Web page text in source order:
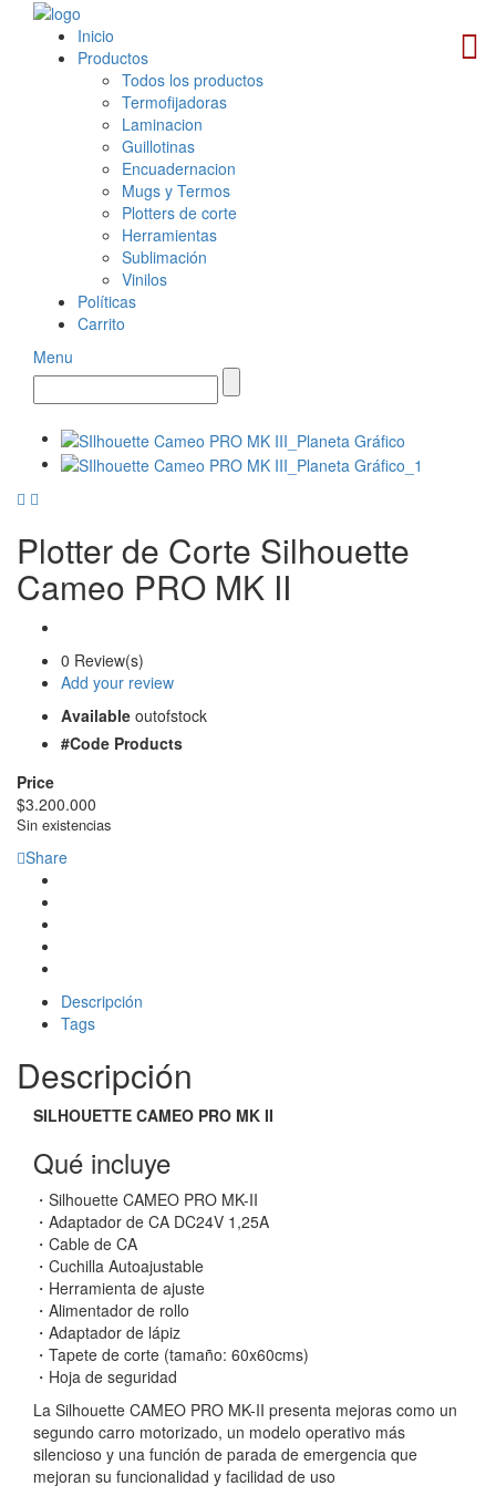
Inicio
Productos
Todos los productos
Termofijadoras
Laminacion
Guillotinas
Encuadernacion
Mugs y Termos
Plotters de corte
Herramientas
Sublimación
Vinilos
Políticas
Carrito
Menu
Plotter de Corte Silhouette
Cameo PRO MK II
0 Review(s)
Add your review
Available outofstock
#Code Products
Price
$3.200.000
Sin existencias
Share
Descripción
Tags
Descripción
SILHOUETTE CAMEO PRO MK II
Qué incluye
・Silhouette CAMEO PRO MK-II
・Adaptador de CA DC24V 1,25A
・Cable de CA
・Cuchilla Autoajustable
・Herramienta de ajuste
・Alimentador de rollo
・Adaptador de lápiz
・Tapete de corte (tamaño: 60x60cms)
・Hoja de seguridad
La Silhouette CAMEO PRO MK-II presenta mejoras como un
segundo carro motorizado, un modelo operativo más
silencioso y una función de parada de emergencia que
mejoran su funcionalidad y facilidad de uso